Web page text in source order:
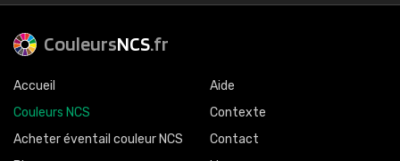
CouleursNCS.fr
Accueil
Couleurs NCS
Acheter éventail couleur NCS
Aide
Contexte
Contact